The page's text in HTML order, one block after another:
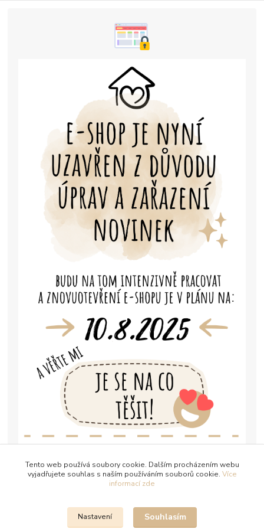
Tento web používá soubory cookie. Dalším procházením webu
vyjadřujete souhlas s naším používáním souborů cookie. Více
informací zde
Nastavení Souhlasím